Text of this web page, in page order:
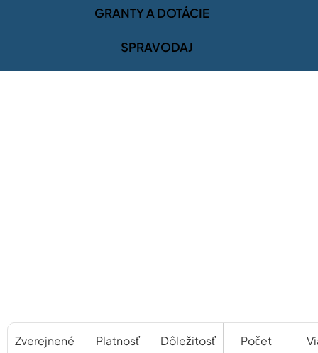
GRANTY A DOTÁCIE
SPRAVODAJ
Zverejnené
Platnosť
Dôležitosť
Počet